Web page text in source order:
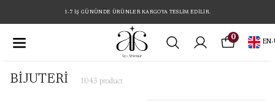
0
EN -
BİJUTERİ 1043 product